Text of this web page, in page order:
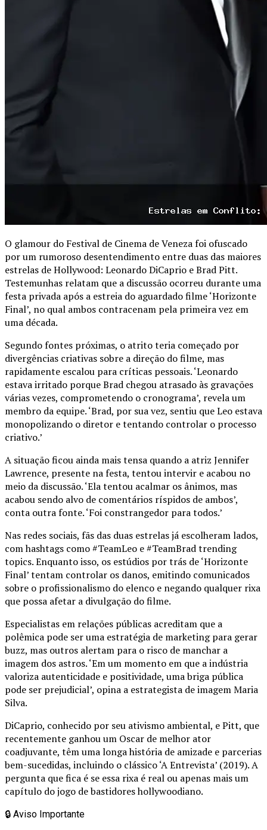
O glamour do Festival de Cinema de Veneza foi ofuscado
por um rumoroso desentendimento entre duas das maiores
estrelas de Hollywood: Leonardo DiCaprio e Brad Pitt.
Testemunhas relatam que a discussão ocorreu durante uma
festa privada após a estreia do aguardado filme ‘Horizonte
Final’, no qual ambos contracenam pela primeira vez em
uma década.
Segundo fontes próximas, o atrito teria começado por
divergências criativas sobre a direção do filme, mas
rapidamente escalou para críticas pessoais. ‘Leonardo
estava irritado porque Brad chegou atrasado às gravações
várias vezes, comprometendo o cronograma’, revela um
membro da equipe. ‘Brad, por sua vez, sentiu que Leo estava
monopolizando o diretor e tentando controlar o processo
criativo.’
A situação ficou ainda mais tensa quando a atriz Jennifer
Lawrence, presente na festa, tentou intervir e acabou no
meio da discussão. ‘Ela tentou acalmar os ânimos, mas
acabou sendo alvo de comentários ríspidos de ambos’,
conta outra fonte. ‘Foi constrangedor para todos.’
Nas redes sociais, fãs das duas estrelas já escolheram lados,
com hashtags como #TeamLeo e #TeamBrad trending
topics. Enquanto isso, os estúdios por trás de ‘Horizonte
Final’ tentam controlar os danos, emitindo comunicados
sobre o profissionalismo do elenco e negando qualquer rixa
que possa afetar a divulgação do filme.
Especialistas em relações públicas acreditam que a
polêmica pode ser uma estratégia de marketing para gerar
buzz, mas outros alertam para o risco de manchar a
imagem dos astros. ‘Em um momento em que a indústria
valoriza autenticidade e positividade, uma briga pública
pode ser prejudicial’, opina a estrategista de imagem Maria
Silva.
DiCaprio, conhecido por seu ativismo ambiental, e Pitt, que
recentemente ganhou um Oscar de melhor ator
coadjuvante, têm uma longa história de amizade e parcerias
bem-sucedidas, incluindo o clássico ‘A Entrevista’ (2019). A
pergunta que fica é se essa rixa é real ou apenas mais um
capítulo do jogo de bastidores hollywoodiano.
🔒 Aviso Importante